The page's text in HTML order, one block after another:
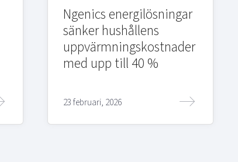
Ngenics energilösningar
sänker hushållens
uppvärmningskostnader
med upp till 40 %
23 februari, 2026